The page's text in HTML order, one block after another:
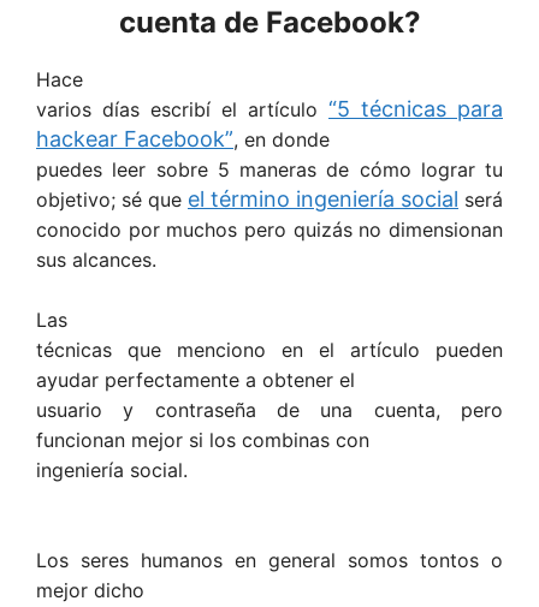
cuenta de Facebook?
Hace
varios días escribí el artículo “5 técnicas para
hackear Facebook”, en donde
puedes leer sobre 5 maneras de cómo lograr tu
objetivo; sé que el término ingeniería social será
conocido por muchos pero quizás no dimensionan
sus alcances.
Las
técnicas que menciono en el artículo pueden
ayudar perfectamente a obtener el
usuario y contraseña de una cuenta, pero
funcionan mejor si los combinas con
ingeniería social.
Los seres humanos en general somos tontos o
mejor dicho